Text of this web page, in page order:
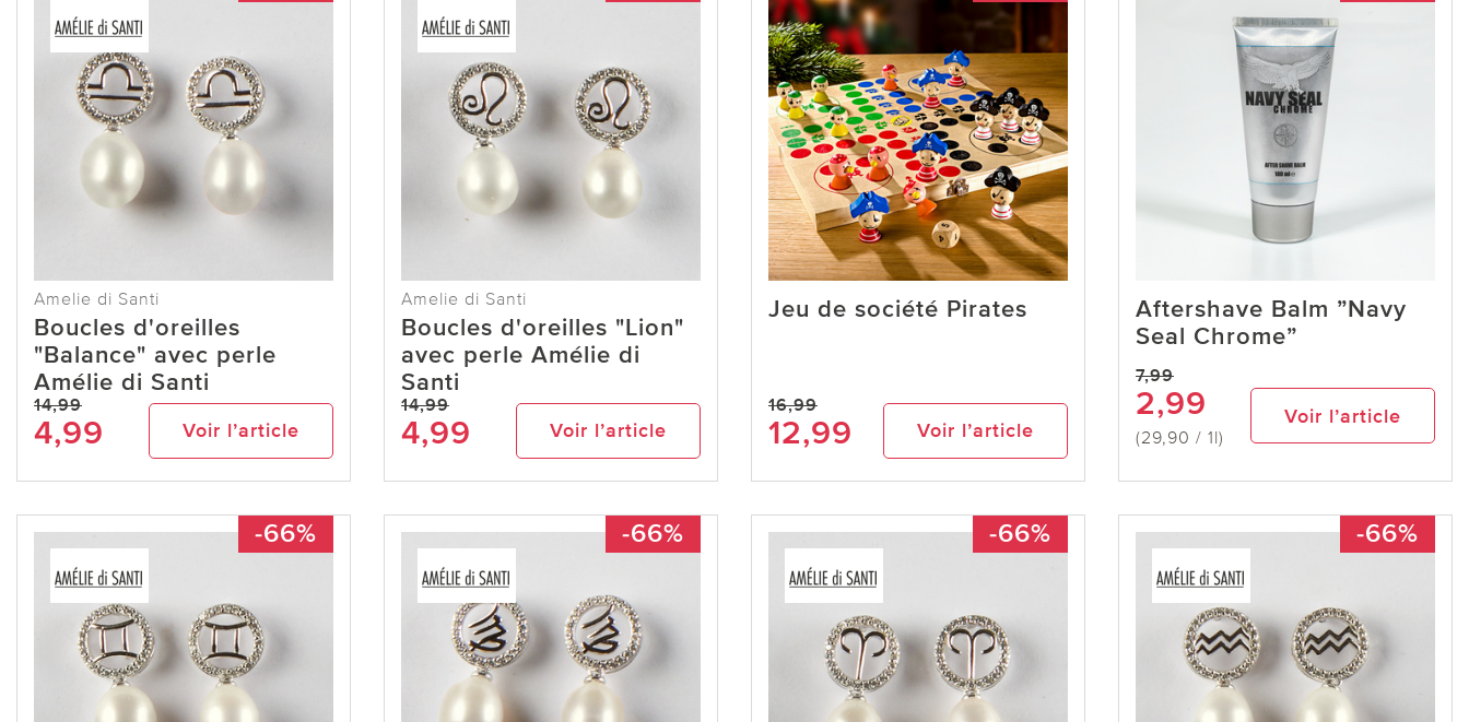
Amelie di Santi
Boucles d'oreilles
"Balance" avec perle
Amélie di Santi
14,99
4,99 Voir l’article
Amelie di Santi
Boucles d'oreilles "Lion"
avec perle Amélie di
Santi
14,99
4,99 Voir l’article
Jeu de société Pirates
16,99
12,99 Voir l’article
Aftershave Balm ”Navy
Seal Chrome”
7,99
2,99
(29,90 / 1l)
Voir l’article
-66% -66% -66% -66%